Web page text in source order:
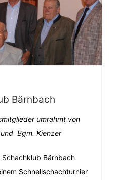
Bärnbach
umrahmt von
Bgm. Kienzer
Bärnbach
Schnellschachturnier